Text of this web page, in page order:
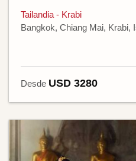
Tailandia - Krabi
Bangkok, Chiang Mai, Krabi,
Desde USD 3280